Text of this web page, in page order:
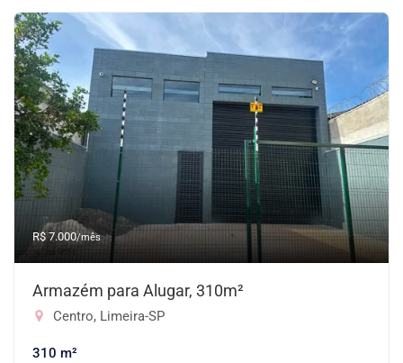
R$ 7.000/mês
Armazém para Alugar, 310m²
Centro, Limeira-SP
310 m²